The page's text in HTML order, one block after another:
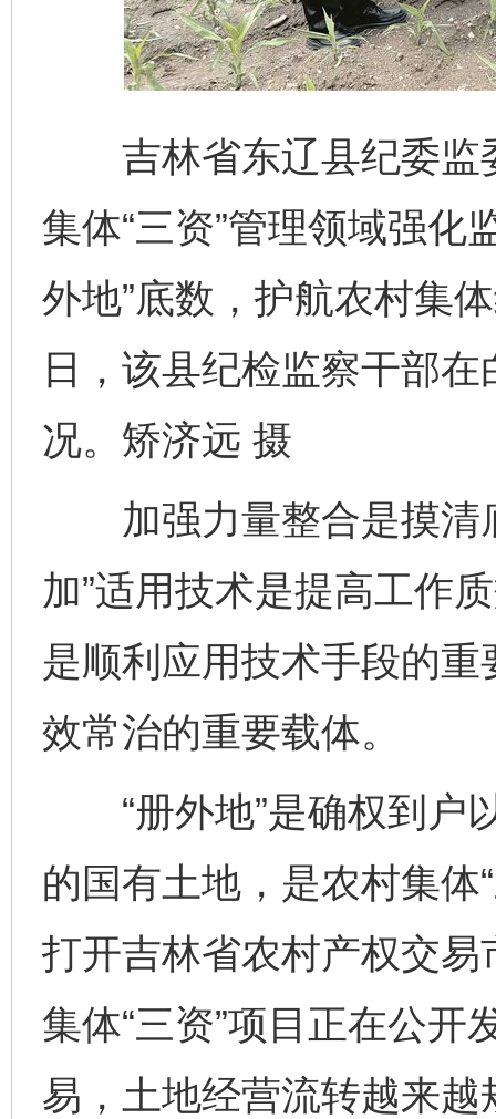
吉林省东辽县纪委监
集体“三资”管理领域强化
外地”底数，护航农村集
日，该县纪检监察干部
况。矫济远 摄
加强力量整合是摸清
加”适用技术是提高工作
是顺利应用技术手段的
效常治的重要载体。
“册外地”是确权到户
的国有土地，是农村集体
打开吉林省农村产权交易
集体“三资”项目正在公
易，土地经营流转越来